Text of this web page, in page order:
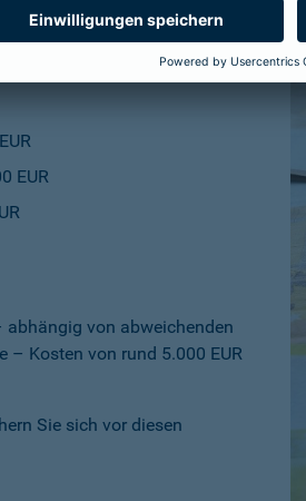
traditionellen
EUR
abhängig von abweichenden
– Kosten von rund 5.000 EUR
Sie sich vor diesen